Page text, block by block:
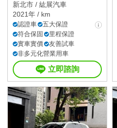
新北市 / 紘展汽車
2021年 / km
認證車
五大保證
符合保固
里程保證
實車實價
友善試車
非多元化營業用車
立即諮詢